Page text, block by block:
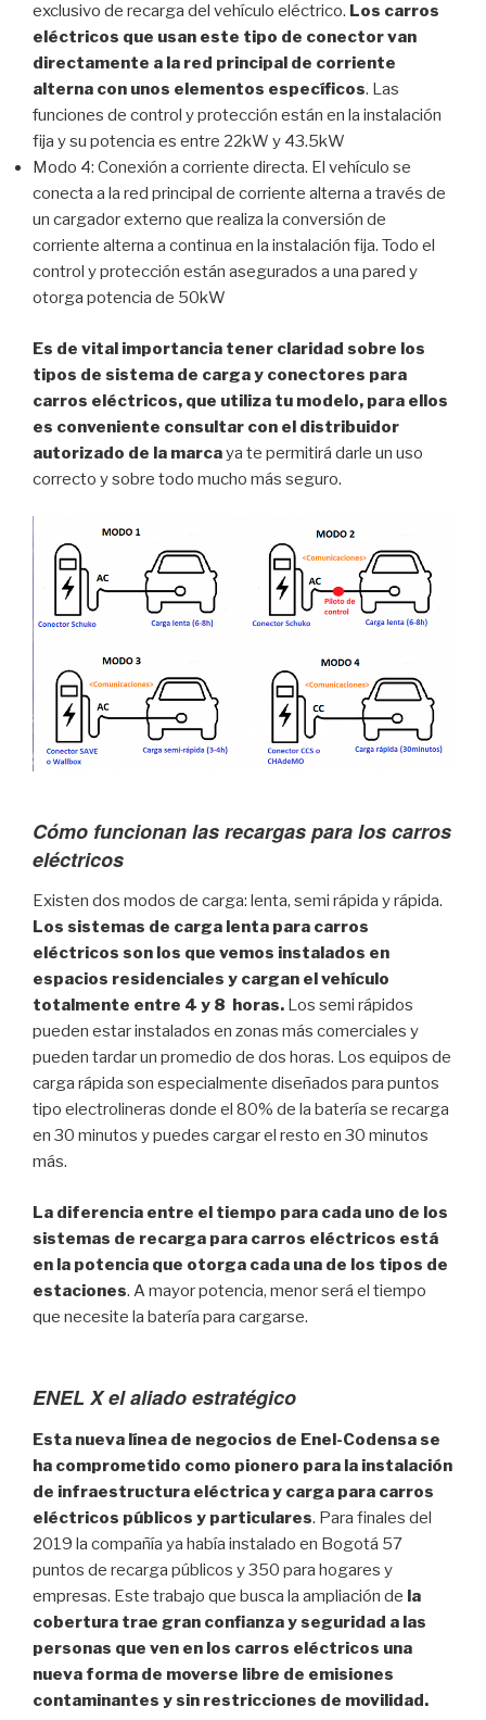
exclusivo de recarga del vehículo eléctrico. Los carros
eléctricos que usan este tipo de conector van
directamente a la red principal de corriente
alterna con unos elementos específicos. Las
funciones de control y protección están en la instalación
fija y su potencia es entre 22kW y 43.5kW
Modo 4: Conexión a corriente directa. El vehículo se
conecta a la red principal de corriente alterna a través de
un cargador externo que realiza la conversión de
corriente alterna a continua en la instalación fija. Todo el
control y protección están asegurados a una pared y
otorga potencia de 50kW
Es de vital importancia tener claridad sobre los
tipos de sistema de carga y conectores para
carros eléctricos, que utiliza tu modelo, para ellos
es conveniente consultar con el distribuidor
autorizado de la marcaya te permitirá darle un uso
correcto y sobre todo mucho más seguro.
Cómo funcionan las recargas para los carros
eléctricos
Existen dos modos de carga: lenta, semi rápida y rápida.
Los sistemas de carga lenta para carros
eléctricos son los que vemos instalados en
espacios residenciales y cargan el vehículo
totalmente entre 4 y 8 horas. Los semi rápidos
pueden estar instalados en zonas más comerciales y
pueden tardar un promedio de dos horas. Los equipos de
carga rápida son especialmente diseñados para puntos
tipo electrolineras donde el 80% de la batería se recarga
en 30 minutos y puedes cargar el resto en 30 minutos
más.
La diferencia entre el tiempo para cada uno de los
sistemas de recarga para carros eléctricos está
en la potencia que otorga cada una de los tipos de
estaciones. A mayor potencia, menor será el tiempo
que necesite la batería para cargarse.
ENEL X el aliado estratégico
Esta nueva línea de negocios de Enel-Codensa se
ha comprometido como pionero para la instalación
de infraestructura eléctrica y carga para carros
eléctricos públicos y particulares. Para finales del
2019 la compañía ya había instalado en Bogotá 57
puntos de recarga públicos y 350 para hogares y
empresas. Este trabajo que busca la ampliación de la
cobertura trae gran confianza y seguridad a las
personas que ven en los carros eléctricos una
nueva forma de moverse libre de emisiones
contaminantes y sin restricciones de movilidad.